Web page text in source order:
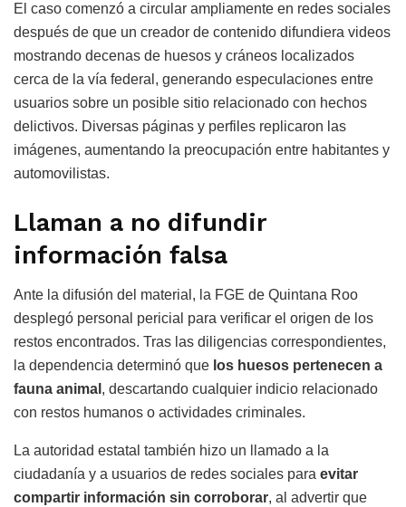
El caso comenzó a circular ampliamente en redes sociales
después de que un creador de contenido difundiera videos
mostrando decenas de huesos y cráneos localizados
cerca de la vía federal, generando especulaciones entre
usuarios sobre un posible sitio relacionado con hechos
delictivos. Diversas páginas y perfiles replicaron las
imágenes, aumentando la preocupación entre habitantes y
automovilistas.
Llaman a no difundir
información falsa
Ante la difusión del material, la FGE de Quintana Roo
desplegó personal pericial para verificar el origen de los
restos encontrados. Tras las diligencias correspondientes,
la dependencia determinó que los huesos pertenecen a
fauna animal , descartando cualquier indicio relacionado
con restos humanos o actividades criminales.
La autoridad estatal también hizo un llamado a la
ciudadanía y a usuarios de redes sociales para evitar
compartir información sin corroborar, al advertir que